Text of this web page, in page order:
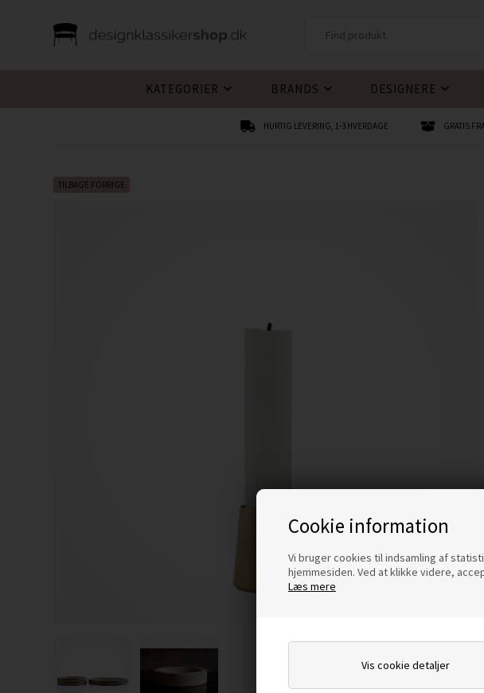
Cookie information
Vi bruger cookies til indsamling af
hjemmesiden. Ved at klikke videre,
Læs mere
Vis cookie detaljer
KATEGORIER BRANDS DESIGNERE
HURTIG LEVERING, 1-3 HVERDAGE GRATIS
TILBAGE FORRIGE